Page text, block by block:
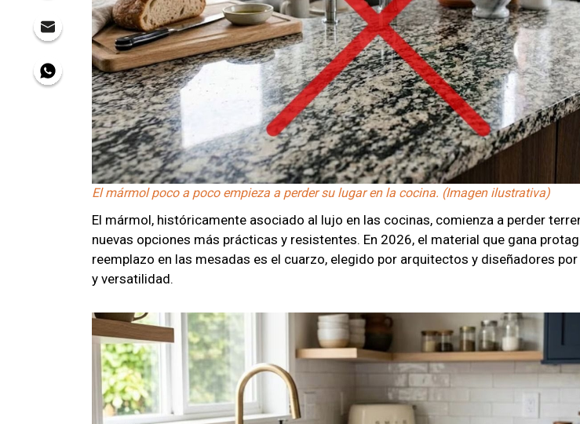
El mármol poco a poco empieza a perder su lugar en la cocina. (Imagen ilustrativa)
El mármol, históricamente asociado al lujo en las cocinas, comienza a perder
nuevas opciones más prácticas y resistentes. En 2026, el material que gana
reemplazo en las mesadas es el cuarzo, elegido por arquitectos y diseñadores
y versatilidad.